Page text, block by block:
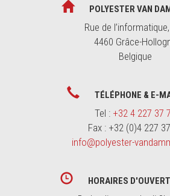
POLYESTER VAN
Rue de
4460 Grâce-
Belgique
TÉLÉPHONE & E-
Tel : +32 4 227 37
Fax : +32 (0)4 227
info@polyester-
HORAIRES